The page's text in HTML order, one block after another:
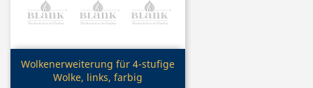
Vorschau
Wolkenerweiterung für 4-stufige
Wolke, links, farbig